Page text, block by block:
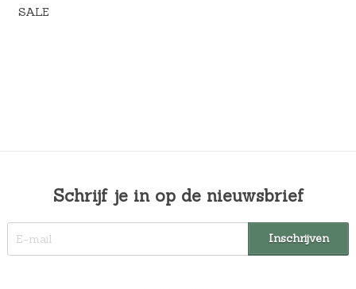
SALE
Schrijf je in op de nieuwsbrief